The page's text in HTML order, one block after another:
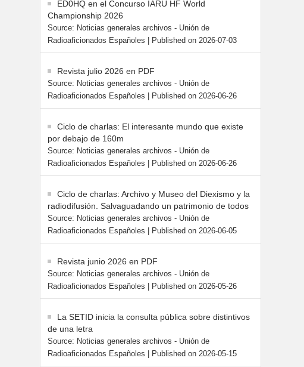
ED0HQ en el Concurso IARU HF World
Championship 2026
Source: Noticias generales archivos - Unión de
Radioaficionados Españoles
Published on 2026-07-03
Revista julio 2026 en PDF
Source: Noticias generales archivos - Unión de
Radioaficionados Españoles
Published on 2026-06-26
Ciclo de charlas: El interesante mundo que existe
por debajo de 160m
Source: Noticias generales archivos - Unión de
Radioaficionados Españoles
Published on 2026-06-26
Ciclo de charlas: Archivo y Museo del Diexismo y la
radiodifusión. Salvaguadando un patrimonio de todos
Source: Noticias generales archivos - Unión de
Radioaficionados Españoles
Published on 2026-06-05
Revista junio 2026 en PDF
Source: Noticias generales archivos - Unión de
Radioaficionados Españoles
Published on 2026-05-26
La SETID inicia la consulta pública sobre distintivos
de una letra
Source: Noticias generales archivos - Unión de
Radioaficionados Españoles
Published on 2026-05-15